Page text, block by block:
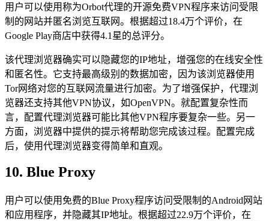
用户可以使用称为Orbot代理的开源免费VPN程序来访问受限
制的网站并匿名浏览互联网。根据超过18.4万个评价，在
Google Play商店中获得4.1星的总评分。
该代理浏览器确实可以隐藏您的IP地址，增强您的在线安全性
和匿名性。它支持最高级别的数据加密，因为该浏览器使用
Tor网络对您的互联网流量进行加密。为了增强保护，代理浏
览器还支持其他VPN协议，如OpenVPN。就配置复杂性而
言，配置代理浏览器可能比其他VPN程序要复杂一些。另一
方面，浏览器中提供的提示将帮助您完成该过程。配置完成
后，使用代理浏览器变得简单和直观。
10. Blue Proxy
用户可以使用免费的Blue Proxy程序访问受限制的Android网站
和应用程序，并隐藏其IP地址。根据超过22.9万个评价，在